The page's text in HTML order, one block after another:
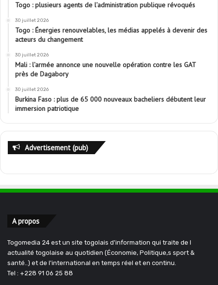
Togo : plusieurs agents de l’administration publique révoqués
30 juillet 2026
Togo : Énergies renouvelables, les médias appelés à devenir des
acteurs du changement
30 juillet 2026
Mali : l’armée annonce une nouvelle opération contre les GAT
près de Dagabory
30 juillet 2026
Burkina Faso : plus de 65 000 nouveaux bacheliers débutent leur
immersion patriotique
Advertisement (pub)
A propos
Togomedia 24 est un site togolais d'information qui traite de l
actualité togolaise au quotidien (Économie, Politique,s sport &
santé..) et de l'international en temps réel et en continu.
Tel : +228 91 06 25 88